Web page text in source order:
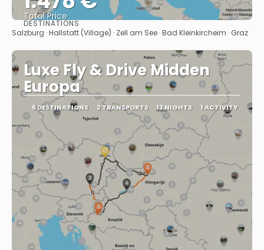
Total Price
See
DESTINATIONS
Salzburg · Hallstatt (Village) · Zell am See · Bad Kleinkircheim · Graz
Luxe Fly & Drive Midden
Europa
6 DESTINATIONS 2 TRANSPORTS 13 NIGHTS 1 ACTIVITY